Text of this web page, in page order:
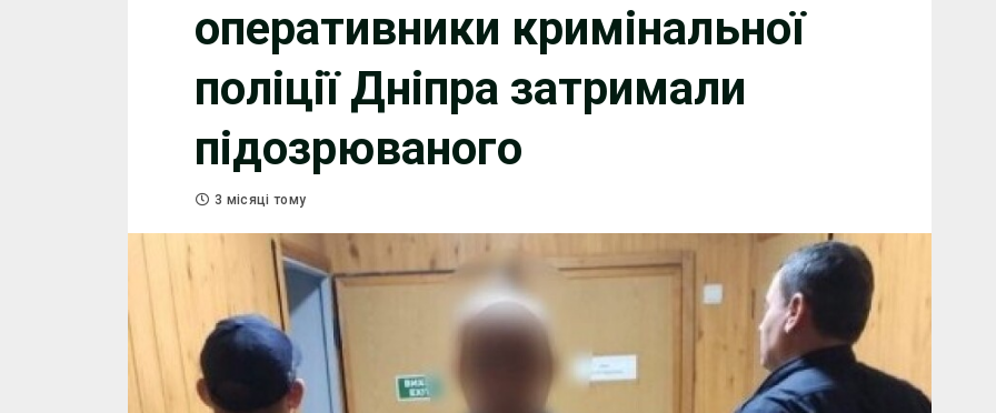
оперативники кримінальної
поліції Дніпра затримали
підозрюваного
3 місяці тому